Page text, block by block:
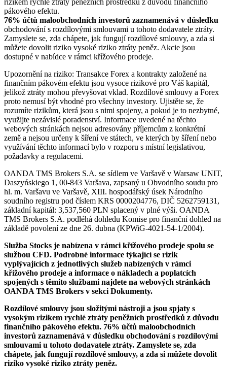
pákového efektu.
76% účtů maloobchodních investorů zaznamenává v důsledku
obchodování s rozdílovými smlouvami u tohoto dodavatele ztráty.
Zamyslete se, zda chápete, jak fungují rozdílové smlouvy, a zda si
můžete dovolit riziko vysoké riziko ztráty peněz. Akcie jsou
dostupné v nabídce v rámci křížového prodeje.
Upozornění na riziko: Transakce Forex a kontrakty založené na
finančním pákovém efektu jsou vysoce rizikové pro Váš kapitál,
jelikož ztráty mohou převyšovat vklad. Rozdílové smlouvy a Forex
proto nemusí být vhodné pro všechny investory. Ujistěte se, že
rozumíte rizikům, která jsou s nimi spojeny, a pokud je to nezbytné,
využijte nezávislé poradenství. Informace uvedené na těchto
webových stránkách nejsou adresovány příjemcům z konkrétní
země a nejsou určeny k šíření ve státech, ve kterých by šíření nebo
využívání těchto informací bylo v rozporu s místní legislativou,
požadavky a regulacemi.
OANDA TMS Brokers S.A. se sídlem ve Varšavě v Warsaw UNIT,
Daszyńskiego 1, 00-843 Varšava, zapsaný u Obvodního soudu pro
hl. m. Varšavu ve Varšavě, XIII. hospodářský úsek Národního
soudního registru pod číslem KRS 0000204776, DIČ 5262759131,
základní kapitál: 3,537,560 PLN splacený v plné výši. OANDA
TMS Brokers S.A. podléhá dohledu Komise pro finanční dohled na
základě povolení ze dne 26. dubna (KPWiG-4021-54-1/2004).
Služba Stocks je nabízena v rámci křížového prodeje spolu se
službou CFD. Podrobné informace týkající se rizik
vyplývajících z jednotlivých služeb nabízených v rámci
křížového prodeje a informace o nákladech a poplatcích
spojených s těmito službami najdete na webových stránkách
OANDA TMS Brokers v sekci Dokumenty.
Rozdílové smlouvy jsou složitými nástroji a jsou spjaty s
vysokým rizikem rychlé ztráty peněžních prostředků z důvodu
finančního pákového efektu. 76% účtů maloobchodních
investorů zaznamenává v důsledku obchodování s rozdílovými
smlouvami u tohoto dodavatele ztráty. Zamyslete se, zda
chápete, jak fungují rozdílové smlouvy, a zda si můžete dovolit
riziko vysoké riziko ztráty peněz.